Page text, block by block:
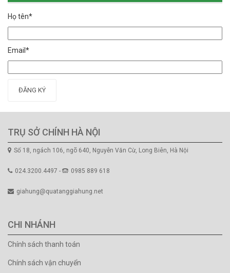
Họ tên*
Email*
ĐĂNG KÝ
TRỤ SỞ CHÍNH HÀ NỘI
Số 18, ngách 106, ngõ 640, Nguyễn Văn Cừ, Long Biên, Hà Nội
024.3200.4497 - 0985 889 618
giahung@quatanggiahung.net
CHI NHÁNH
Chính sách thanh toán
Chính sách vận chuyển